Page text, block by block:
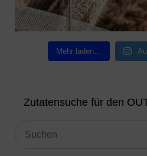
Mehr laden…
Zutatensuche für den